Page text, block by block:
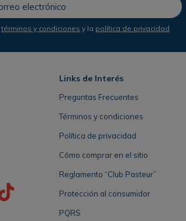
términos y condiciones y la política de privacidad
Links de Interés
Preguntas Frecuentes
Términos y condiciones
Política de privacidad
Cómo comprar en el sitio
Reglamento “Club Pasteur”
Protección al consumidor
PQRS